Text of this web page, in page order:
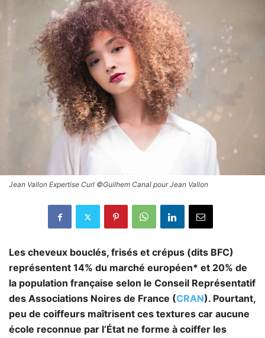
Jean Vallon Expertise Curl ©Guilhem Canal pour Jean Vallon
Les cheveux bouclés, frisés et crépus (dits BFC)
représentent 14% du marché européen* et 20% de
la population française selon le Conseil Représentatif
des Associations Noires de France (CRAN). Pourtant,
peu de coiffeurs maîtrisent ces textures car aucune
école reconnue par l’État ne forme à coiffer les